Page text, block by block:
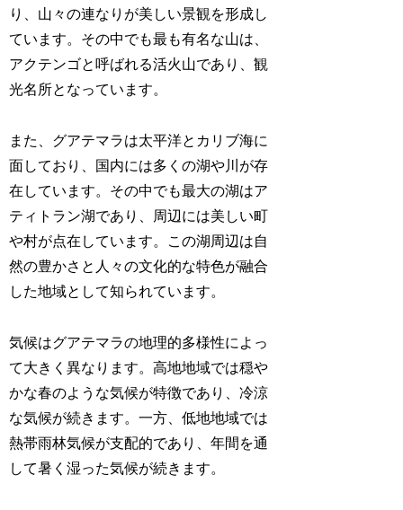
り、山々の連なりが美しい景観を形成し
ています。その中でも最も有名な山は、
アクテンゴと呼ばれる活火山であり、観
光名所となっています。
また、グアテマラは太平洋とカリブ海に
面しており、国内には多くの湖や川が存
在しています。その中でも最大の湖はア
ティトラン湖であり、周辺には美しい町
や村が点在しています。この湖周辺は自
然の豊かさと人々の文化的な特色が融合
した地域として知られています。
気候はグアテマラの地理的多様性によっ
て大きく異なります。高地地域では穏や
かな春のような気候が特徴であり、冷涼
な気候が続きます。一方、低地地域では
熱帯雨林気候が支配的であり、年間を通
して暑く湿った気候が続きます。